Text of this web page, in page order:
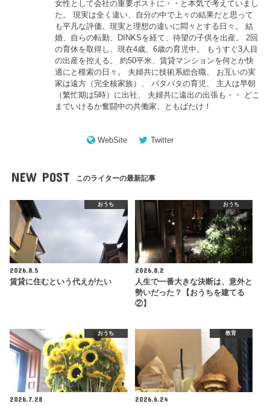
女性として会社の重要ポストに・・と本気で考えていまし
た。 現実は全く違い、自分の中で上々の結果だと思って
も平凡な評価。現実と理想の違いに悶々とする日々。 結
婚、自らの転勤、DINKSを経て、待望の子供を出産。 2回
の育休を取得し、現在4歳、6歳の育児中。 もうすぐ3人目
の出産を控える。 約50平米、賃貸マンションを何とか快
適にと模索の日々。 夫婦共に技術系総合職、 お互いの実
家は遠方（完全核家族）、 バタバタの育児、 主人は早朝
（繁忙期は5時）に出社、 夫婦共に遠出の出張も・・ どこ
までいけるか奮闘中の共働家、ともばたけ！
WebSite Twitter
NEW POST このライターの最新記事
おうち
2026.8.5
賃貸に住むという代えがたい
おうち
2026.8.2
人生で一番大きな決断は、意外と
勢いだった？【おうちを建てる
②】
おうち
2026.7.28
教育
2026.6.24